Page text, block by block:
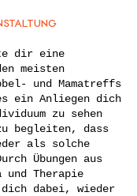
dir eine
meisten
und Mamatreffs
ein Anliegen dich
zu sehen
begleiten, dass
als solche
Übungen aus
und Therapie
dabei, wieder